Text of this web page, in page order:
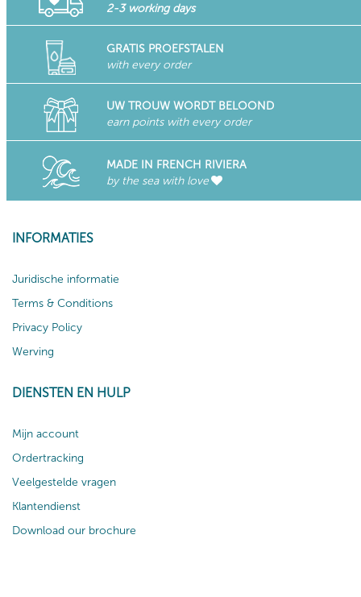
2-3 working days
GRATIS PROEFSTALEN
with every order
UW TROUW WORDT BELOOND
earn points with every order
MADE IN FRENCH RIVIERA
by the sea with love
INFORMATIES
Juridische informatie
Terms & Conditions
Privacy Policy
Werving
DIENSTEN EN HULP
Mijn account
Ordertracking
Veelgestelde vragen
Klantendienst
Download our brochure